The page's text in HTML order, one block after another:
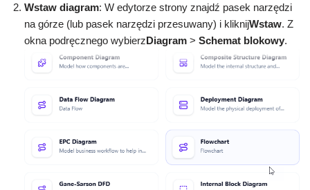
Wstaw diagram: W edytorze strony znajdź pasek narzędzi
na górze (lub pasek narzędzi przesuwany) i kliknijWstaw. Z
okna podręcznego wybierzDiagram > Schemat blokowy.